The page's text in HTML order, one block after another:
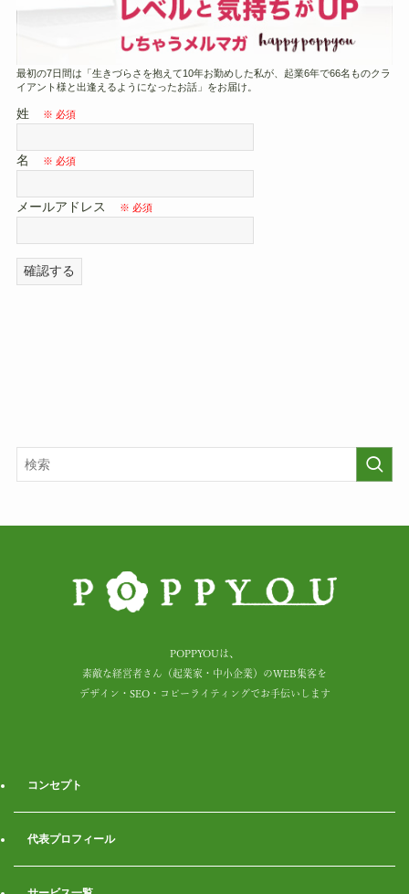
最初の7日間は「生きづらさを抱えて10年お勤めした私が、起業6年で66名ものクラ
イアント様と出逢えるようになったお話」をお届け。
姓
名
メールアドレス
POPPYOUは、
素敵な経営者さん（起業家・中小企業）のWEB集客を
デザイン・SEO・コピーライティングでお手伝いします
コンセプト
代表プロフィール